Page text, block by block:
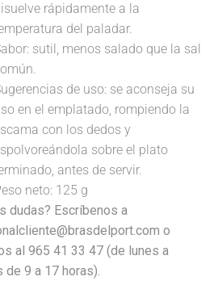
rápidamente a la
del paladar.
sutil, menos salado que la sal
de uso: se aconseja su
en el emplatado, rompiendo la
con los dedos y
sobre el plato
antes de servir.
neto: 125 g
dudas? Escríbenos a
o
al 965 41 33 47 (de lunes a
de 9 a 17 horas).